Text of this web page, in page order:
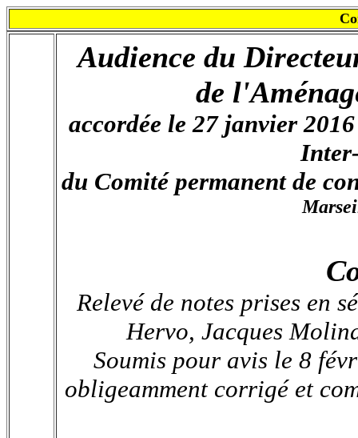
Audience du
de
accordée le 27 janvier
du Comité permanent de
Relevé de notes prises en
Hervo, Jacques
Soumis pour avis le 8
obligeamment corrigé et